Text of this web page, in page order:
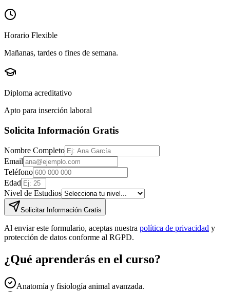
Horario Flexible
Mañanas, tardes o fines de semana.
Diploma acreditativo
Apto para inserción laboral
Solicita Información Gratis
Nombre Completo
Email
Teléfono
Edad
Nivel de Estudios
Solicitar Información Gratis
Al enviar este formulario, aceptas nuestra política de privacidad y
protección de datos conforme al RGPD.
¿Qué aprenderás en el curso?
Anatomía y fisiología animal avanzada.